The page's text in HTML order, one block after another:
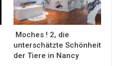
Moches ! 2, die
unterschätzte Schönheit
der Tiere in Nancy